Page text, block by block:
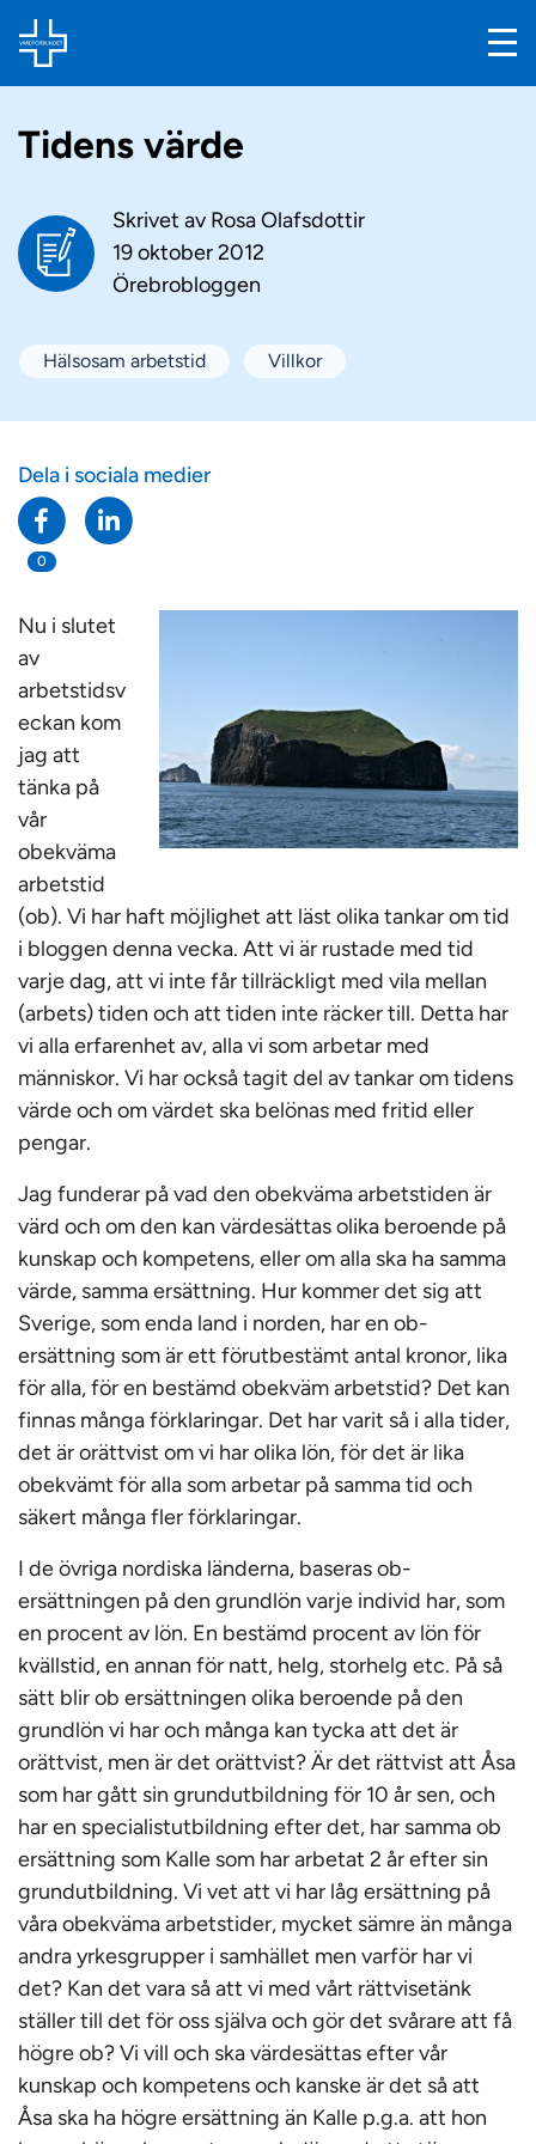
Tidens värde
Skrivet av Rosa Olafsdottir
19 oktober 2012
Örebrobloggen
Hälsosam arbetstid Villkor
Dela i sociala medier
0
Nu i slutet
av
arbetstidsv
eckan kom
jag att
tänka på
vår
obekväma
arbetstid
(ob). Vi har haft möjlighet att läst olika tankar om tid
i bloggen denna vecka. Att vi är rustade med tid
varje dag, att vi inte får tillräckligt med vila mellan
(arbets) tiden och att tiden inte räcker till. Detta har
vi alla erfarenhet av, alla vi som arbetar med
människor. Vi har också tagit del av tankar om tidens
värde och om värdet ska belönas med fritid eller
pengar.
Jag funderar på vad den obekväma arbetstiden är
värd och om den kan värdesättas olika beroende på
kunskap och kompetens, eller om alla ska ha samma
värde, samma ersättning. Hur kommer det sig att
Sverige, som enda land i norden, har en ob-
ersättning som är ett förutbestämt antal kronor, lika
för alla, för en bestämd obekväm arbetstid? Det kan
finnas många förklaringar. Det har varit så i alla tider,
det är orättvist om vi har olika lön, för det är lika
obekvämt för alla som arbetar på samma tid och
säkert många fler förklaringar.
I de övriga nordiska länderna, baseras ob-
ersättningen på den grundlön varje individ har, som
en procent av lön. En bestämd procent av lön för
kvällstid, en annan för natt, helg, storhelg etc. På så
sätt blir ob ersättningen olika beroende på den
grundlön vi har och många kan tycka att det är
orättvist, men är det orättvist? Är det rättvist att Åsa
som har gått sin grundutbildning för 10 år sen, och
har en specialistutbildning efter det, har samma ob
ersättning som Kalle som har arbetat 2 år efter sin
grundutbildning. Vi vet att vi har låg ersättning på
våra obekväma arbetstider, mycket sämre än många
andra yrkesgrupper i samhället men varför har vi
det? Kan det vara så att vi med vårt rättvisetänk
ställer till det för oss själva och gör det svårare att få
högre ob? Vi vill och ska värdesättas efter vår
kunskap och kompetens och kanske är det så att
Åsa ska ha högre ersättning än Kalle p.g.a. att hon